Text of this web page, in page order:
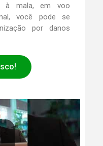
à mala, em voo
você pode se
por danos